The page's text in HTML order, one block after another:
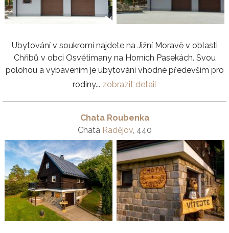
Ubytování v soukromí najdete na Jižní Moravě v oblasti
Chřibů v obci Osvětimany na Horních Pasekách. Svou
polohou a vybavením je ubytování vhodné především pro
rodiny... zobrazit detail
Chata Roubenka
Chata Radějov, 440